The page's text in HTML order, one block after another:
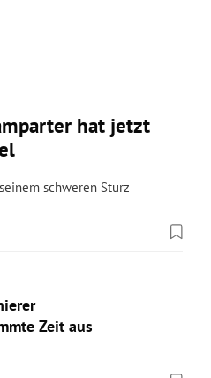
hat jetzt
schweren Sturz
Zeit aus